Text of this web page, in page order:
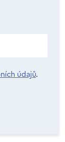
údajů.